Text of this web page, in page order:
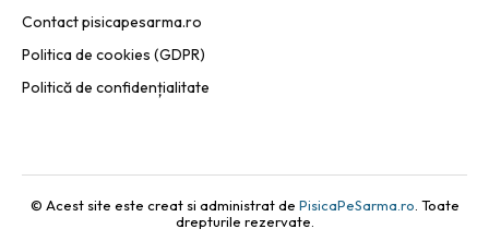
Contact pisicapesarma.ro
Politica de cookies (GDPR)
Politică de confidențialitate
© Acest site este creat si administrat de PisicaPeSarma.ro . Toate
drepturile rezervate.